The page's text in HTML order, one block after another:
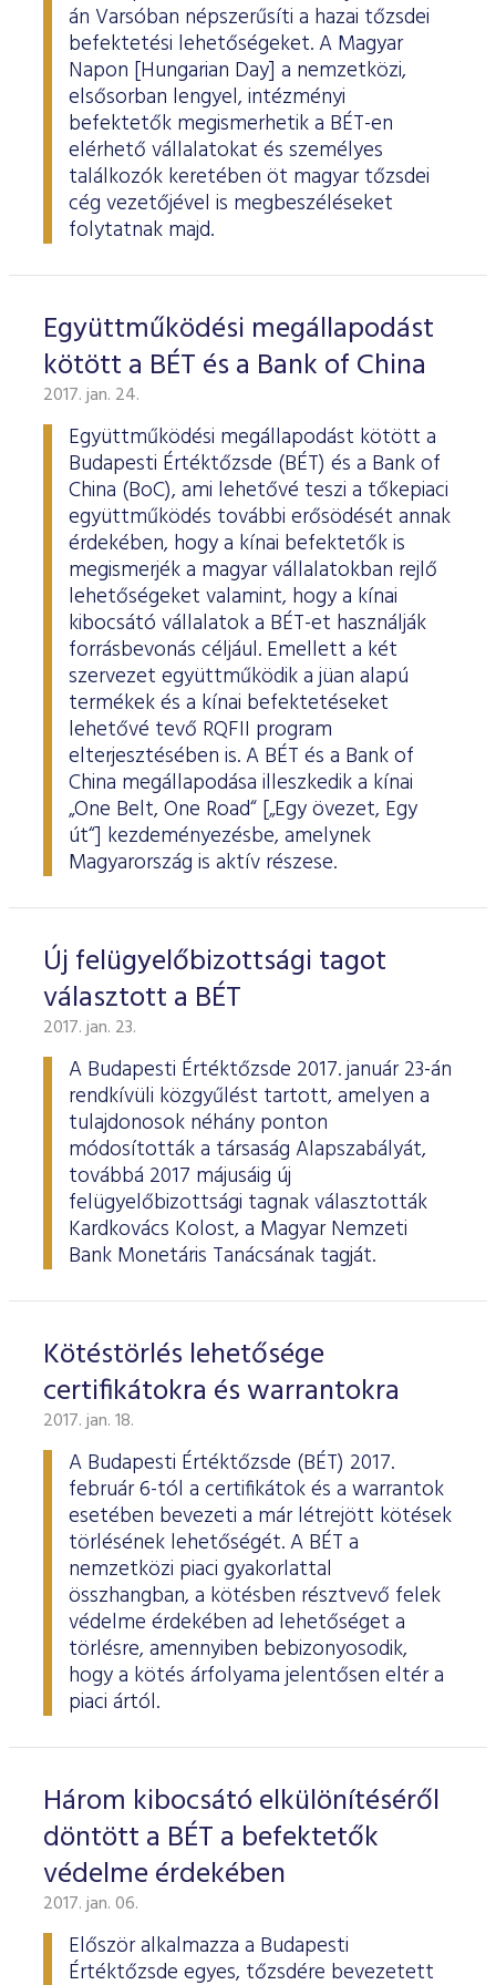
ESG Útmutató
án Varsóban népszerűsíti a hazai tőzsdei
befektetési lehetőségeket. A Magyar
Napon [Hungarian Day] a nemzetközi,
elsősorban lengyel, intézményi
befektetők megismerhetik a BÉT-en
elérhető vállalatokat és személyes
találkozók keretében öt magyar tőzsdei
cég vezetőjével is megbeszéléseket
folytatnak majd.
Együttműködési megállapodást
kötött a BÉT és a Bank of China
2017. jan. 24.
Együttműködési megállapodást kötött a
Budapesti Értéktőzsde (BÉT) és a Bank of
China (BoC), ami lehetővé teszi a tőkepiaci
együttműködés további erősödését annak
érdekében, hogy a kínai befektetők is
megismerjék a magyar vállalatokban rejlő
lehetőségeket valamint, hogy a kínai
kibocsátó vállalatok a BÉT-et használják
forrásbevonás céljául. Emellett a két
szervezet együttműködik a jüan alapú
termékek és a kínai befektetéseket
lehetővé tevő RQFII program
elterjesztésében is. A BÉT és a Bank of
China megállapodása illeszkedik a kínai
„One Belt, One Road“ [„Egy övezet, Egy
út“] kezdeményezésbe, amelynek
Magyarország is aktív részese.
Új felügyelőbizottsági tagot
választott a BÉT
2017. jan. 23.
A Budapesti Értéktőzsde 2017. január 23-án
rendkívüli közgyűlést tartott, amelyen a
tulajdonosok néhány ponton
módosították a társaság Alapszabályát,
továbbá 2017 májusáig új
felügyelőbizottsági tagnak választották
Kardkovács Kolost, a Magyar Nemzeti
Bank Monetáris Tanácsának tagját.
Kötéstörlés lehetősége
certifikátokra és warrantokra
2017. jan. 18.
A Budapesti Értéktőzsde (BÉT) 2017.
február 6-tól a certifikátok és a warrantok
esetében bevezeti a már létrejött kötések
törlésének lehetőségét. A BÉT a
nemzetközi piaci gyakorlattal
összhangban, a kötésben résztvevő felek
védelme érdekében ad lehetőséget a
törlésre, amennyiben bebizonyosodik,
hogy a kötés árfolyama jelentősen eltér a
piaci ártól.
Három kibocsátó elkülönítéséről
döntött a BÉT a befektetők
védelme érdekében
2017. jan. 06.
Először alkalmazza a Budapesti
Értéktőzsde egyes, tőzsdére bevezetett